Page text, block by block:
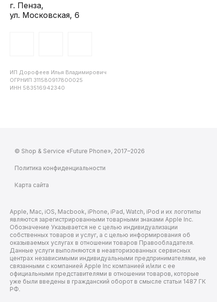
г. Пенза,
ул. Московская, 6
ИП Дорофеев Илья Владимирович
ОГРНИП 311580917800025
ИНН 583516942340
© Shop & Service «Future Phone», 2017–2026
Политика конфиденциальности
Карта сайта
Apple, Mac, iOS, Macbook, iPhone, iPad, Watch, iPod и их логотипы
являются зарегистрированными товарными знаками Apple Inc.
Обозначение Указывается не с целью индивидуализации
собственных товаров и услуг, а с целью информирования об
оказываемых услугах в отношении товаров Правообладателя.
Данные услуги выполняются в неавторизованных сервисных
центрах независимыми индивидуальными предпринимателями, не
связанными с компанией Apple Inc компанией и/или с ее
официальными представителями в отношении товаров, которые
уже были введены в гражданский оборот в смысле статьи 1487 ГК
РФ.